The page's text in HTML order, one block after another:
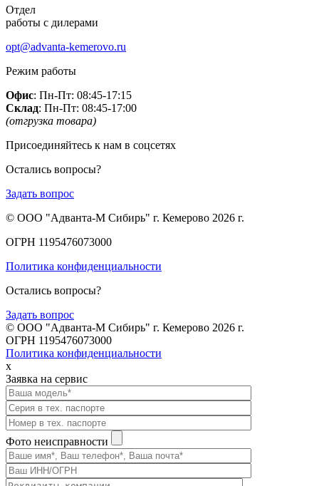
Отдел
работы с дилерами
opt@advanta-kemerovo.ru
Режим работы
Офис: Пн-Пт: 08:45-17:15
Склад: Пн-Пт: 08:45-17:00
(отгрузка товара)
Присоединяйтесь к нам в соцсетях
Остались вопросы?
Задать вопрос
© ООО "Адванта-М Сибирь" г. Кемерово 2026 г.
ОГРН 1195476073000
Политика конфиденциальности
Остались вопросы?
Задать вопрос
© ООО "Адванта-М Сибирь" г. Кемерово 2026 г.
ОГРН 1195476073000
Политика конфиденциальности
x
Заявка на сервис
Фото неисправности